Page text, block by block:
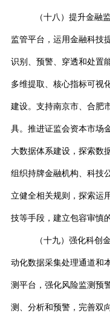
（十八）提升金融
监管平台，运用金融科技
识别、预警、穿透和处置
多维提取、核心指标可视
建设。支持南京市、合肥
具。推进证监会资本市场
大数据体系建设，探索数
组织持牌金融机构、科技
立健全相关规则，探索运
技等手段，建立包容审慎
（十九）强化科创
动化数据采集处理通道和
测平台，强化风险监测预
测、分析和预警，完善双